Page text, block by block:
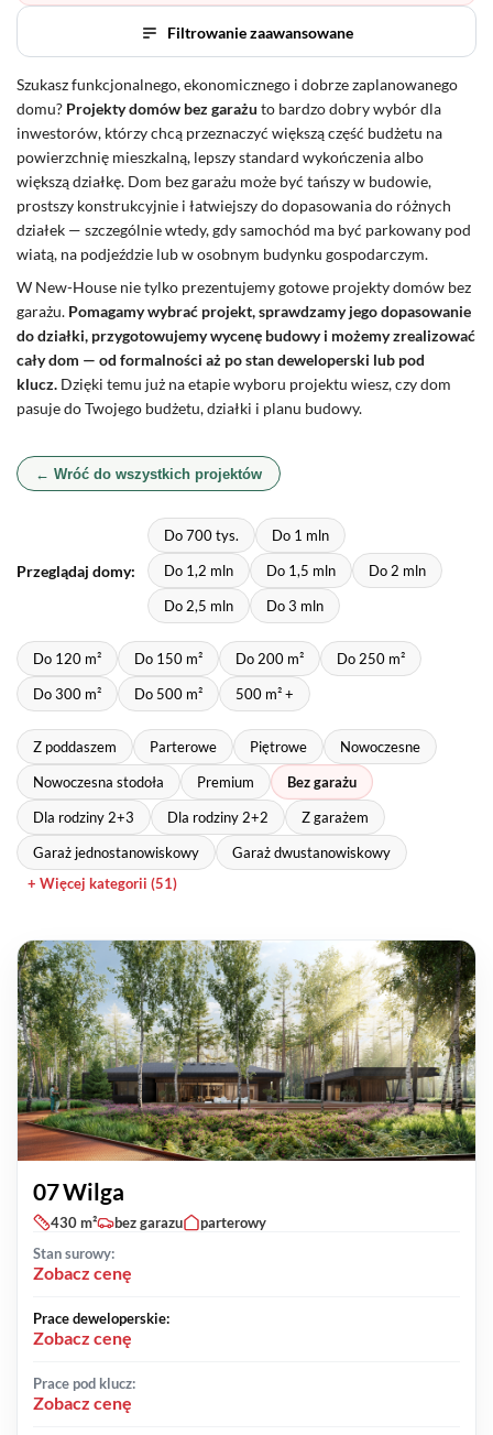
Filtrowanie zaawansowane
Szukasz funkcjonalnego, ekonomicznego i dobrze zaplanowanego
domu? Projekty domów bez garażu to bardzo dobry wybór dla
inwestorów, którzy chcą przeznaczyć większą część budżetu na
powierzchnię mieszkalną, lepszy standard wykończenia albo
większą działkę. Dom bez garażu może być tańszy w budowie,
prostszy konstrukcyjnie i łatwiejszy do dopasowania do różnych
działek — szczególnie wtedy, gdy samochód ma być parkowany pod
wiatą, na podjeździe lub w osobnym budynku gospodarczym.
W New-House nie tylko prezentujemy gotowe projekty domów bez
garażu. Pomagamy wybrać projekt, sprawdzamy jego dopasowanie
do działki, przygotowujemy wycenę budowy i możemy zrealizować
cały dom — od formalności aż po stan deweloperski lub pod
klucz. Dzięki temu już na etapie wyboru projektu wiesz, czy dom
pasuje do Twojego budżetu, działki i planu budowy.
← Wróć do wszystkich projektów
Przeglądaj domy:
Do 700 tys.
Do 1 mln
Do 1,2 mln
Do 1,5 mln
Do 2 mln
Do 2,5 mln
Do 3 mln
Do 120 m² Do 150 m² Do 200 m²
Do 250 m²
Do 300 m²
Do 500 m² 500 m² +
Z poddaszem Parterowe Piętrowe
Nowoczesne
Nowoczesna stodoła
Premium
Bez garażu
Dla rodziny 2+3
Dla rodziny 2+2
Z garażem
Garaż jednostanowiskowy
Garaż dwustanowiskowy
+ Więcej kategorii (51)
07 Wilga
430 m² bez garazu
parterowy
Stan surowy:
Zobacz cenę
Prace deweloperskie:
Zobacz cenę
Prace pod klucz:
Zobacz cenę